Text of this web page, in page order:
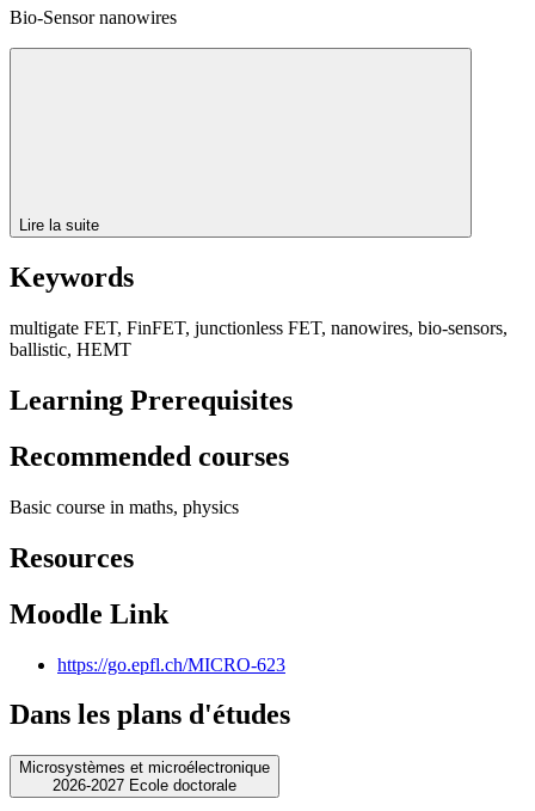
Bio-Sensor nanowires
Lire la suite
Keywords
multigate FET, FinFET, junctionless FET, nanowires, bio-sensors,
ballistic, HEMT
Learning Prerequisites
Recommended courses
Basic course in maths, physics
Resources
Moodle Link
https://go.epfl.ch/MICRO-623
Dans les plans d'études
Microsystèmes et microélectronique
2026-2027 Ecole doctorale